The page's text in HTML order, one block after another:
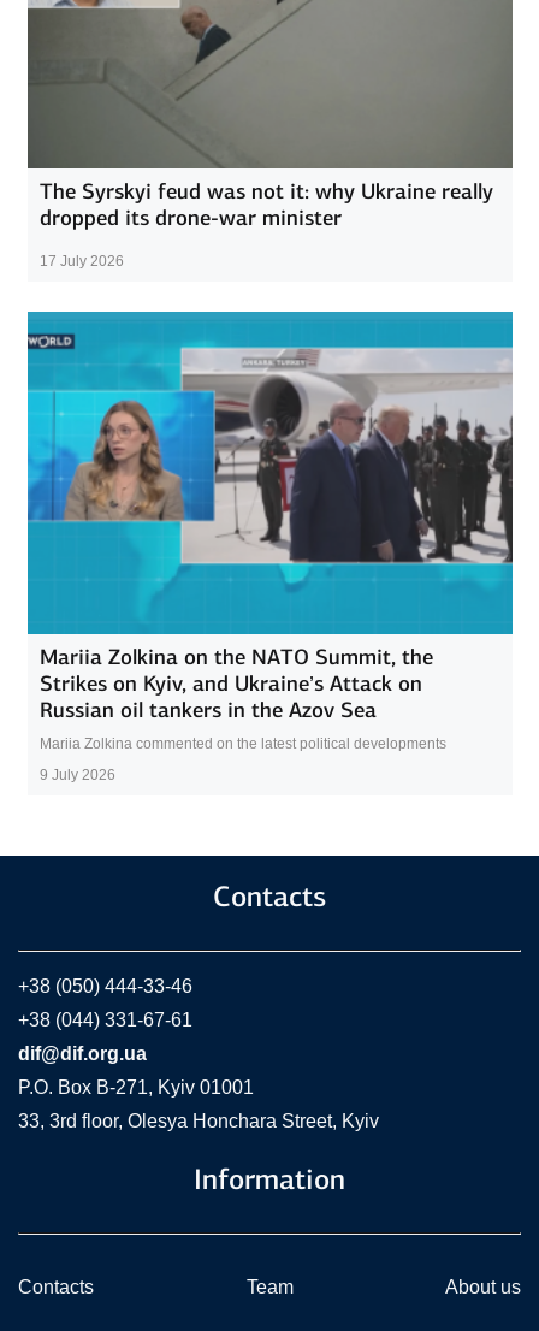
The Syrskyi feud was not it: why Ukraine really
dropped its drone-war minister
17 July 2026
Mariia Zolkina on the NATO Summit, the
Strikes on Kyiv, and Ukraine’s Attack on
Russian oil tankers in the Azov Sea
Mariia Zolkina commented on the latest political developments
9 July 2026
Contacts
+38 (050) 444-33-46
+38 (044) 331-67-61
dif@dif.org.ua
P.O. Box В-271, Kyiv 01001
33, 3rd floor, Olesya Honchara Street, Kyiv
Information
Contacts Team About us